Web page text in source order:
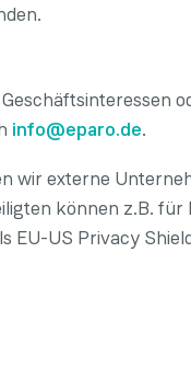
info@eparo.de.
wir externe
können z.B.
EU-US Privacy